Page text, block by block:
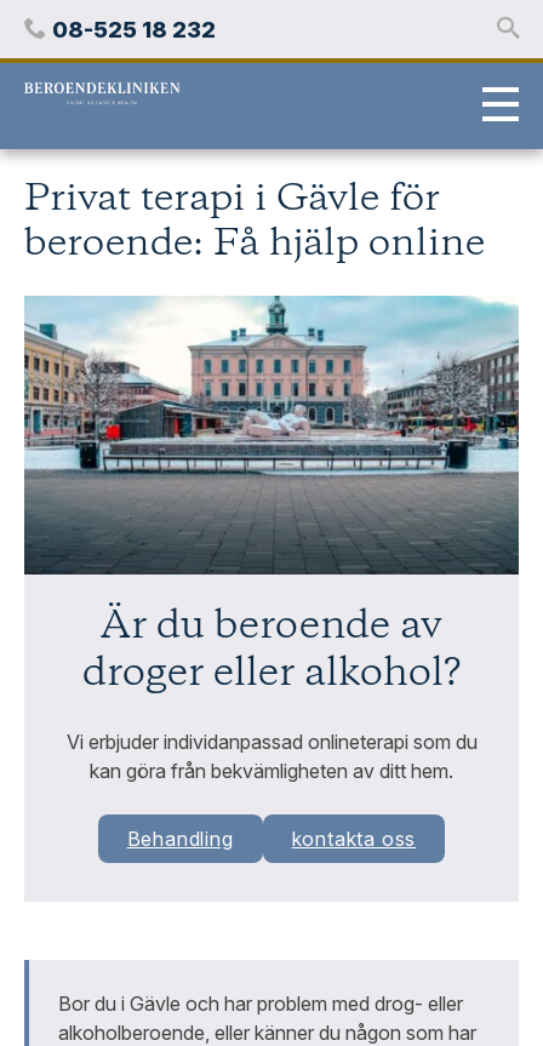
Hoppa
innehåll
Telefon
08-525 18 232
Stockholms
Privat terapi i Gävle för
beroende: Få hjälp online
Är du beroende av
droger eller alkohol?
Vi erbjuder individanpassad onlineterapi som du
kan göra från bekvämligheten av ditt hem.
Behandling kontakta oss
Bor du i Gävle och har problem med drog- eller
alkoholberoende, eller känner du någon som har